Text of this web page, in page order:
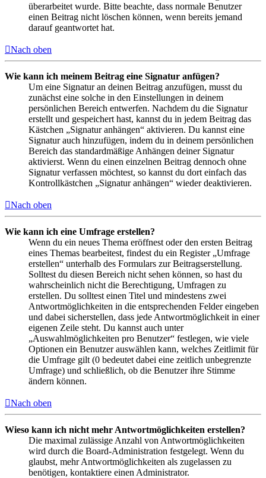
überarbeitet wurde. Bitte beachte, dass normale Benutzer
einen Beitrag nicht löschen können, wenn bereits jemand
darauf geantwortet hat.
Nach oben
Wie kann ich meinem Beitrag eine Signatur anfügen?
Um eine Signatur an deinen Beitrag anzufügen, musst du
zunächst eine solche in den Einstellungen in deinem
persönlichen Bereich entwerfen. Nachdem du die Signatur
erstellt und gespeichert hast, kannst du in jedem Beitrag das
Kästchen „Signatur anhängen“ aktivieren. Du kannst eine
Signatur auch hinzufügen, indem du in deinem persönlichen
Bereich das standardmäßige Anhängen deiner Signatur
aktivierst. Wenn du einen einzelnen Beitrag dennoch ohne
Signatur verfassen möchtest, so kannst du dort einfach das
Kontrollkästchen „Signatur anhängen“ wieder deaktivieren.
Nach oben
Wie kann ich eine Umfrage erstellen?
Wenn du ein neues Thema eröffnest oder den ersten Beitrag
eines Themas bearbeitest, findest du ein Register „Umfrage
erstellen“ unterhalb des Formulars zur Beitragserstellung.
Solltest du diesen Bereich nicht sehen können, so hast du
wahrscheinlich nicht die Berechtigung, Umfragen zu
erstellen. Du solltest einen Titel und mindestens zwei
Antwortmöglichkeiten in die entsprechenden Felder eingeben
und dabei sicherstellen, dass jede Antwortmöglichkeit in einer
eigenen Zeile steht. Du kannst auch unter
„Auswahlmöglichkeiten pro Benutzer“ festlegen, wie viele
Optionen ein Benutzer auswählen kann, welches Zeitlimit für
die Umfrage gilt (0 bedeutet dabei eine zeitlich unbegrenzte
Umfrage) und schließlich, ob die Benutzer ihre Stimme
ändern können.
Nach oben
Wieso kann ich nicht mehr Antwortmöglichkeiten erstellen?
Die maximal zulässige Anzahl von Antwortmöglichkeiten
wird durch die Board-Administration festgelegt. Wenn du
glaubst, mehr Antwortmöglichkeiten als zugelassen zu
benötigen, kontaktiere einen Administrator.